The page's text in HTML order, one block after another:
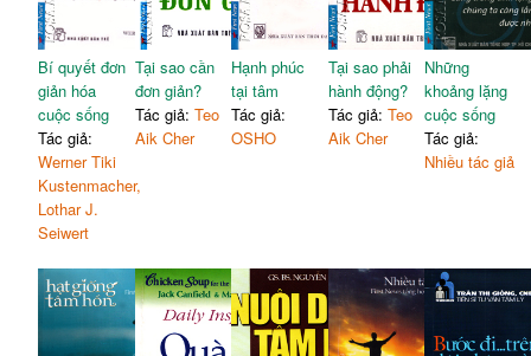
Bí quyết đơn
giản hóa
cuộc sống
Tác giả:
Werner Tiki
Kustenmacher,
Lothar J.
Seiwert
Tại sao cần
đơn giản?
Tác giả: Teo
Aik Cher
Hạnh phúc
tại tâm
Tác giả:
OSHO
Tại sao phải
hành động?
Tác giả: Teo
Aik Cher
Những
khoảng lặng
cuộc sống
Tác giả:
Nhiều tác giả